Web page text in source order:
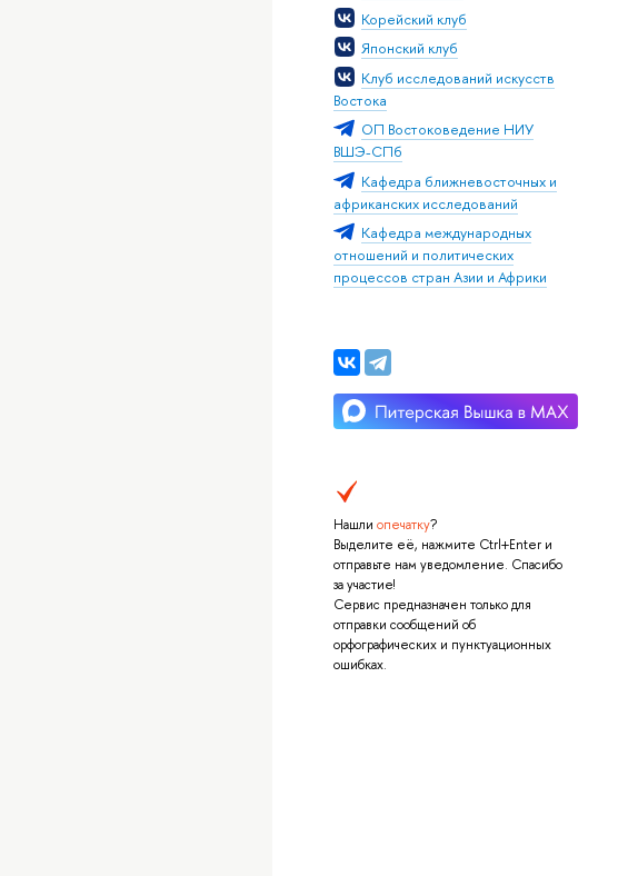
Корейский клуб
Японский клуб
Клуб исследований искусств
Востока
ОП Востоковедение НИУ
ВШЭ-СПб
Кафедра ближневосточных и
африканских исследований
Кафедра международных
отношений и политических
процессов стран Азии и Африки
Нашли опечатку?
Выделите её, нажмите Ctrl+Enter и
отправьте нам уведомление. Спасибо
за участие!
Сервис предназначен только для
отправки сообщений об
орфографических и пунктуационных
ошибках.